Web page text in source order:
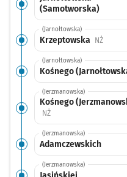
(Samotworska)
(Jarnołtowska)
Krzeptowska NŻ
(Jarnołtowska)
Kośnego
(Jerzmanowska)
Kośnego
NŻPrzystanek na życzenie
(Jerzmanowska)
Adamczewskich
(Jerzmanowska)